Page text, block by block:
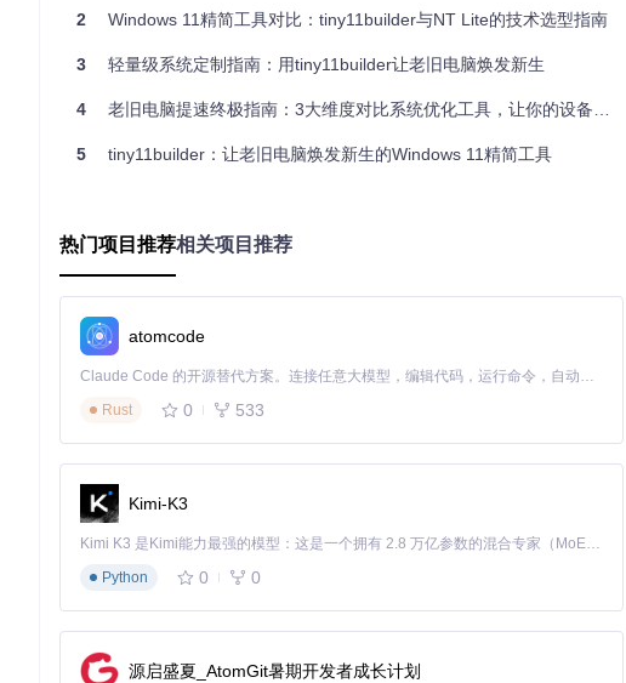
模块化操作：三阶段闭环实施
准备阶段：环境与材料检查
内存：常规版需4GB+，核心版需2GB+
存储：至少15GB空闲空间（建议SSD提升处理速度）
软件准备
Windows 11官方ISO镜像（22H2及以上版本）
PowerShell 5.1或更高版本（系统自带）
管理员权限账户
# 检查PowerShell版本
$PSVersionTable.PSVersion
# 验证管理员权限
[!WARNING] 操作前必须备份重要数据，特别是临时工作目录所在分区
2 Windows 11精简工具对比：tiny11builder与NT Lite的技术选型指南
3 轻量级系统定制指南：用tiny11builder让老旧电脑焕发新生
4 老旧电脑提速终极指南：3大维度对比系统优化工具，让你的设备焕发新生
5 tiny11builder：让老旧电脑焕发新生的Windows 11精简工具
热门项目推荐相关项目推荐
atomcode
Claude Code 的开源替代方案。连接任意大模型，编辑代码，运行命令，自动验证 — 全自动执行。用 Rust 构建，极致性能。 ｜ An open-source alternative to Claude Code. Connect any LLM, edit code, run commands, and verify changes — autonomously. Built in Rust for speed. Get Started
Rust
0 533
Kimi-K3
Kimi K3 是Kimi能力最强的模型：这是一个拥有 2.8 万亿参数的混合专家（MoE）模型，具备原生视觉理解能力，并支持 100 万 token 的上下文窗口。
Python
0 0
源启盛夏_AtomGit暑期开发者成长计划